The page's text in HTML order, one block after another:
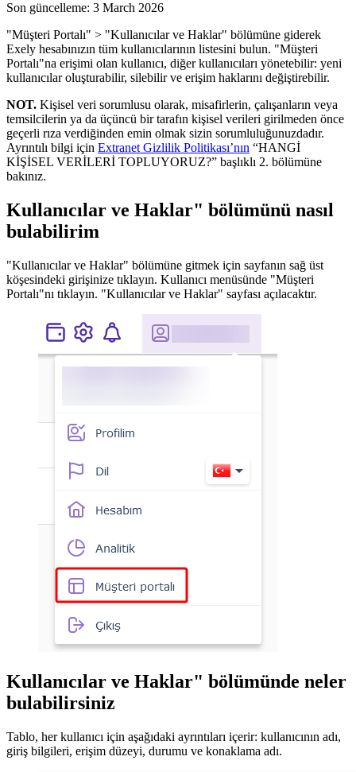
Son güncelleme: 3 March 2026
"Müşteri Portalı" > "Kullanıcılar ve Haklar" bölümüne giderek
Exely hesabınızın tüm kullanıcılarının listesini bulun. "Müşteri
Portalı"na erişimi olan kullanıcı, diğer kullanıcıları yönetebilir: yeni
kullanıcılar oluşturabilir, silebilir ve erişim haklarını değiştirebilir.
NOT. Kişisel veri sorumlusu olarak, misafirlerin, çalışanların veya
temsilcilerin ya da üçüncü bir tarafın kişisel verileri girilmeden önce
geçerli rıza verdiğinden emin olmak sizin sorumluluğunuzdadır.
Ayrıntılı bilgi için Extranet Gizlilik Politikası’nın “HANGİ
KİŞİSEL VERİLERİ TOPLUYORUZ?” başlıklı 2. bölümüne
bakınız.
Kullanıcılar ve Haklar" bölümünü nasıl
bulabilirim
"Kullanıcılar ve Haklar" bölümüne gitmek için sayfanın sağ üst
köşesindeki girişinize tıklayın. Kullanıcı menüsünde "Müşteri
Portalı"nı tıklayın. "Kullanıcılar ve Haklar" sayfası açılacaktır.
Kullanıcılar ve Haklar" bölümünde neler
bulabilirsiniz
Tablo, her kullanıcı için aşağıdaki ayrıntıları içerir: kullanıcının adı,
giriş bilgileri, erişim düzeyi, durumu ve konaklama adı.